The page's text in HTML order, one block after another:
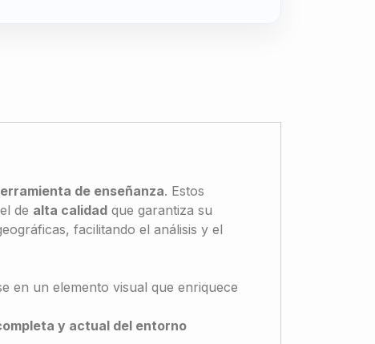
de enseñanza. Estos
de alta calidad que garantiza su
facilitando el análisis y el
en un elemento visual que enriquece
y actual del entorno